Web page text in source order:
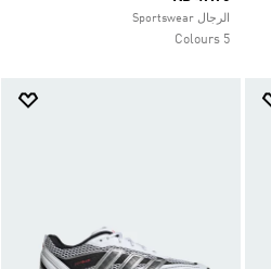
الرجال Sportswear
5 Colours